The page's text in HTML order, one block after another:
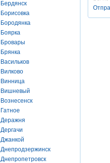
Бердянск
Борисовка
Бородянка
Боярка
Бровары
Брянка
Васильков
Вилково
Винница
Вишневый
Вознесенск
Гатное
Деражня
Дергачи
Джанкой
Днепродзержинск
Днепропетровск